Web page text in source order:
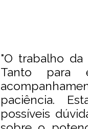
"O trabalho
Tanto para
paciência.
possíveis